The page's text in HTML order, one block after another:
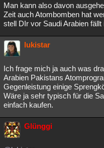
Man kann also davon
Zeit auch Atombomben hat
stell DIr vor Saudi Arabien
lukistar
Ich frage mich ja auch was
Arabien Pakistans
Gegenleistung einige
Wäre ja sehr typisch für die
einfach kaufen.
Glünggi